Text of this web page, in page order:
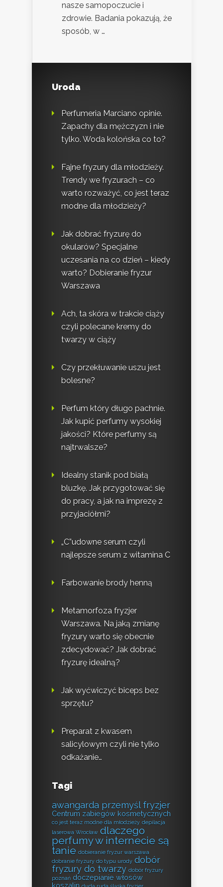
nasze samopoczucie i
zdrowie. Badania pokazują, że
sposób, w …
Uroda
Perfumeria Marciano opinie.
Zapachy dla mężczyzn i nie
tylko. Woda kolońska co to?
Fajne fryzury dla młodzieży.
Trendy we fryzurach – co
warto rozważyć, co jest teraz
modne dla młodzieży?
Jak dobrać fryzurę do
okularów? Specjalne
uczesania na co dzień – kiedy
warto? Dobieranie fryzur
Warszawa
Ach, ta skóra w trakcie ciąży
czyli polecane kremy do
twarzy w ciąży
Czy przekłuwanie uszu jest
bolesne?
Perfum który długo pachnie.
Jak kupić perfumy wysokiej
jakości? Które perfumy są
najtrwalsze?
Idealny stanik pod białą
bluzkę. Jak przygotować się
do pracy, a jak na imprezę z
przyjaciółmi?
„C”udowne serum czyli
najlepsze serum z witamina C
Farbowanie brody henną
Metamorfoza fryzjer
Warszawa. Na jaką zmianę
fryzury warto się obecnie
zdecydować? Jak dobrać
fryzurę idealną?
Jak wyćwiczyć biceps bez
sprzętu?
Preparat z kwasem
salicylowym czyli nie tylko
odkażanie…
Tagi
awangarda przemyśl fryzjer
Centrum zabiegów kosmetycznych
co jest teraz modne dla młodzieży depilacja
laserowa Wrocław dlaczego
perfumy w internecie są
tanie dobieranie fryzur warszawa
dobranie fryzury do typu urody dobór
fryzury do twarzy dobór fryzury
poznań doczepianie włosów